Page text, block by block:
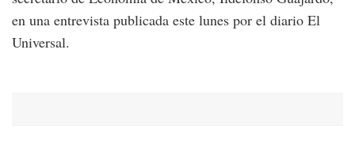
en una entrevista publicada este lunes por el diario El
Universal.